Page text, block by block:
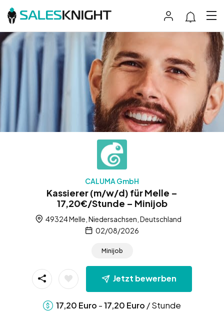
CALUMA GmbH
Kassierer (m/w/d) für Melle –
17,20€/Stunde – Minijob
49324 Melle, Niedersachsen, Deutschland
02/08/2026
Minijob
Jetzt bewerben
17,20 Euro -17,20 Euro / Stunde